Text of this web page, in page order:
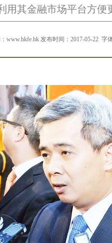
用其金融市场平台方便
www.hkfe.hk 发布时间：2017-05-22 字